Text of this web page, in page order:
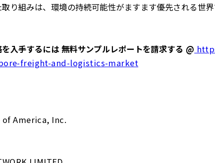
り組みは、環境の持続可能性がますます優先される世
入手するには 無料サンプルレポートを請求する @
freight-and-logistics-market
America, Inc.